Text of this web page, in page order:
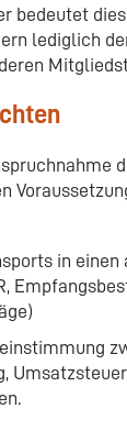
bedeutet
lediglich
in einen